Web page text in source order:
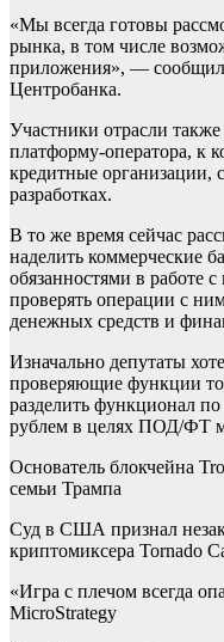
«Мы всегда готовы
рынка, в том числе
приложения», — сообщил
Центробанка.
Участники отрасли
платформу-оператора, к
кредитные организации,
разработках.
В то же время сейчас
наделить коммерческие
обязанностями в работе
проверять операции с
денежных средств и
Изначально депутаты
проверяющие функции
разделить функционал
рублем в целях ПОД/ФТ
Основатель блокчейна
семьи Трампа
Суд в США признал
криптомиксера Tornado
«Игра с плечом всегда
MicroStrategy